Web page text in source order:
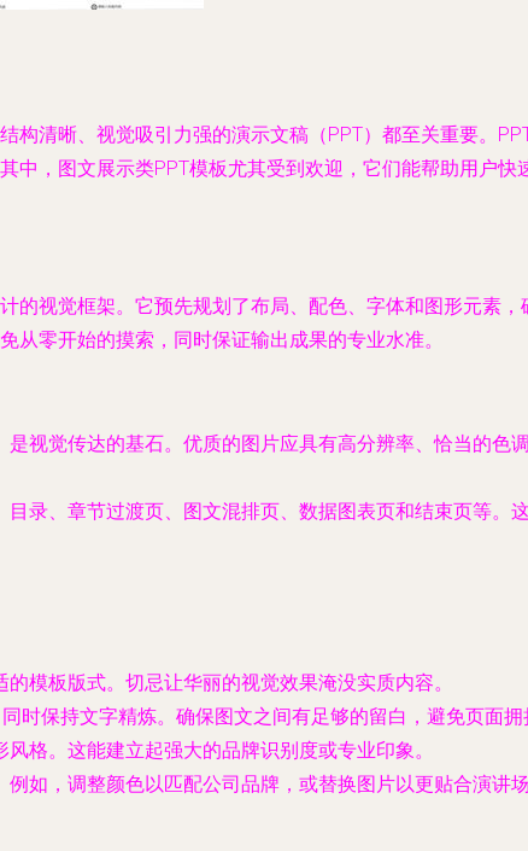
清晰、视觉吸引力强的演示文稿（PPT）都至关重要。
，图文展示类PPT模板尤其受到欢迎，它们能帮助用户快
视觉框架。它预先规划了布局、配色、字体和图形元素，
零开始的摸索，同时保证输出成果的专业水准。
视觉传达的基石。优质的图片应具有高分辨率、恰当的色
录、章节过渡页、图文混排页、数据图表页和结束页等。
模板版式。切忌让华丽的视觉效果淹没实质内容。
时保持文字精炼。确保图文之间有足够的留白，避免页面拥
格。这能建立起强大的品牌识别度或专业印象。
如，调整颜色以匹配公司品牌，或替换图片以更贴合演讲场